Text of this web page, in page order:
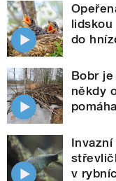
do
Bobr
někdy
v